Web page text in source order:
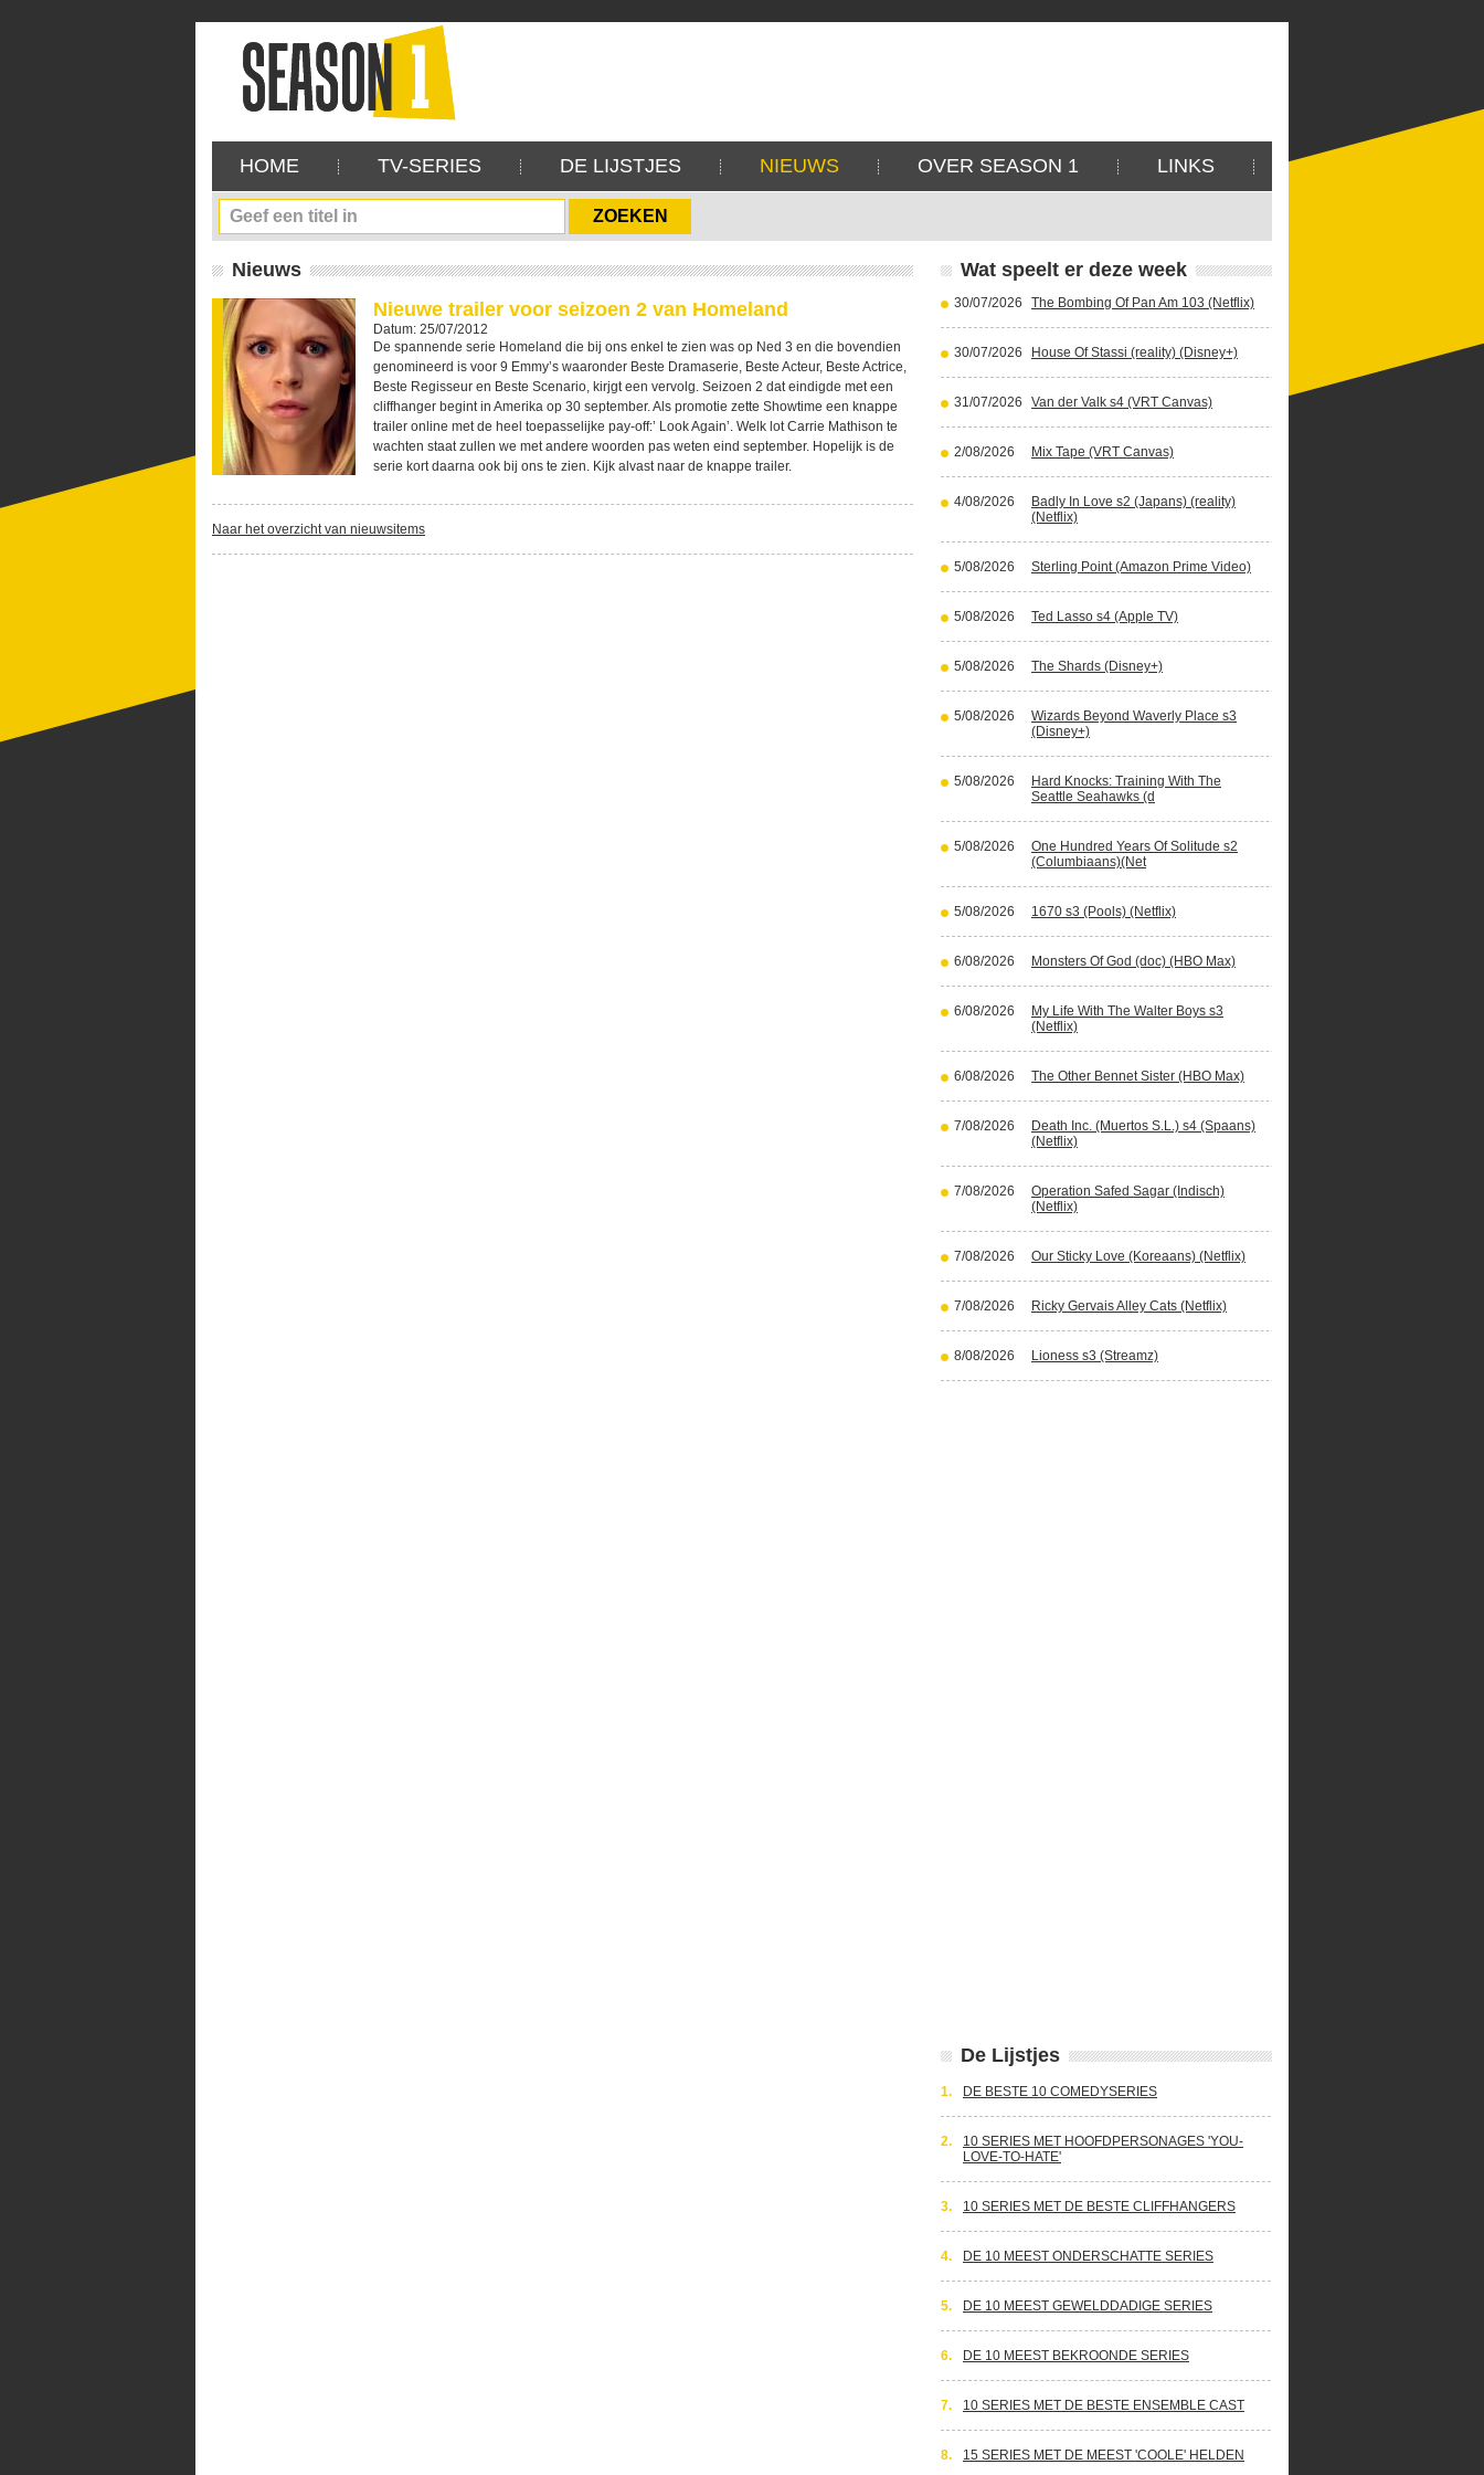
HOME TV-SERIES DE LIJSTJES NIEUWS OVER SEASON 1 LINKS
Nieuws
Nieuwe trailer voor seizoen 2 van Homeland
Datum: 25/07/2012
De spannende serie Homeland die bij ons enkel te zien was op Ned 3 en die bovendien
genomineerd is voor 9 Emmy’s waaronder Beste Dramaserie, Beste Acteur, Beste Actrice,
Beste Regisseur en Beste Scenario, kirjgt een vervolg. Seizoen 2 dat eindigde met een
cliffhanger begint in Amerika op 30 september. Als promotie zette Showtime een knappe
trailer online met de heel toepasselijke pay-off:’ Look Again’. Welk lot Carrie Mathison te
wachten staat zullen we met andere woorden pas weten eind september. Hopelijk is de
serie kort daarna ook bij ons te zien. Kijk alvast naar de knappe trailer.
Naar het overzicht van nieuwsitems
Wat speelt er deze week
30/07/2026 The Bombing Of Pan Am 103 (Netflix)
30/07/2026 House Of Stassi (reality) (Disney+)
31/07/2026 Van der Valk s4 (VRT Canvas)
2/08/2026 Mix Tape (VRT Canvas)
4/08/2026
Badly In Love s2 (Japans) (reality)
(Netflix)
5/08/2026 Sterling Point (Amazon Prime Video)
5/08/2026 Ted Lasso s4 (Apple TV)
5/08/2026 The Shards (Disney+)
5/08/2026
Wizards Beyond Waverly Place s3
(Disney+)
5/08/2026
Hard Knocks: Training With The
Seattle Seahawks (d
5/08/2026
One Hundred Years Of Solitude s2
(Columbiaans)(Net
5/08/2026 1670 s3 (Pools) (Netflix)
6/08/2026 Monsters Of God (doc) (HBO Max)
6/08/2026
My Life With The Walter Boys s3
(Netflix)
6/08/2026 The Other Bennet Sister (HBO Max)
7/08/2026
Death Inc. (Muertos S.L.) s4 (Spaans)
(Netflix)
7/08/2026
Operation Safed Sagar (Indisch)
(Netflix)
7/08/2026 Our Sticky Love (Koreaans) (Netflix)
7/08/2026 Ricky Gervais Alley Cats (Netflix)
8/08/2026 Lioness s3 (Streamz)
De Lijstjes
1. DE BESTE 10 COMEDYSERIES
2.
10 SERIES MET HOOFDPERSONAGES 'YOU-
LOVE-TO-HATE'
3. 10 SERIES MET DE BESTE CLIFFHANGERS
4. DE 10 MEEST ONDERSCHATTE SERIES
5. DE 10 MEEST GEWELDDADIGE SERIES
6. DE 10 MEEST BEKROONDE SERIES
7. 10 SERIES MET DE BESTE ENSEMBLE CAST
8. 15 SERIES MET DE MEEST 'COOLE' HELDEN